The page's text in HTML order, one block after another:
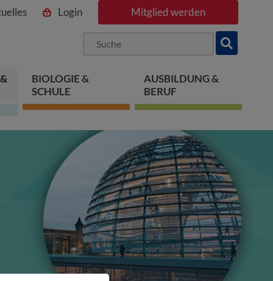
Login Mitglied werden
BIOLOGIE &
SCHULE
AUSBILDUNG &
BERUF